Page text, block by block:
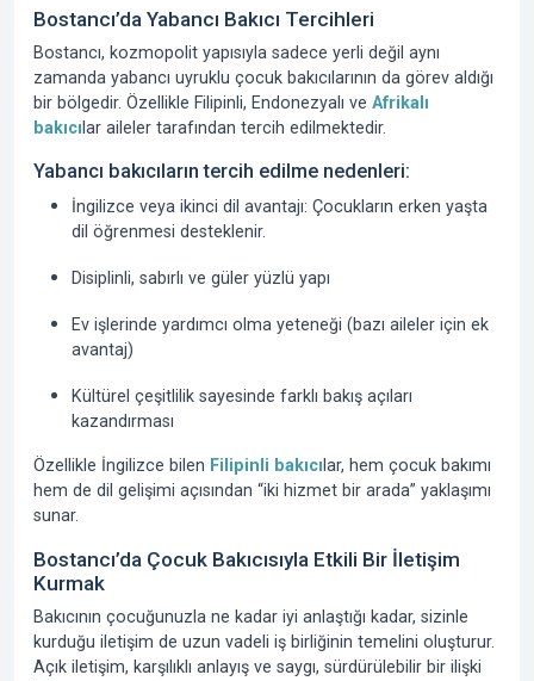
Bostancı’da Yabancı Bakıcı Tercihleri
Bostancı, kozmopolit yapısıyla sadece yerli değil aynı
zamanda yabancı uyruklu çocuk bakıcılarının da görev aldığı
bir bölgedir. Özellikle Filipinli, Endonezyalı ve Afrikalı
bakıcı lar aileler tarafından tercih edilmektedir.
Yabancı bakıcıların tercih edilme nedenleri:
İngilizce veya ikinci dil avantajı: Çocukların erken yaşta
dil öğrenmesi desteklenir.
Disiplinli, sabırlı ve güler yüzlü yapı
Ev işlerinde yardımcı olma yeteneği (bazı aileler için ek
avantaj)
Kültürel çeşitlilik sayesinde farklı bakış açıları
kazandırması
Özellikle İngilizce bilen Filipinli bakıcı lar, hem çocuk bakımı
hem de dil gelişimi açısından “iki hizmet bir arada” yaklaşımı
sunar.
Bostancı’da Çocuk Bakıcısıyla Etkili Bir İletişim
Kurmak
Bakıcının çocuğunuzla ne kadar iyi anlaştığı kadar, sizinle
kurduğu iletişim de uzun vadeli iş birliğinin temelini oluşturur.
Açık iletişim, karşılıklı anlayış ve saygı, sürdürülebilir bir ilişki